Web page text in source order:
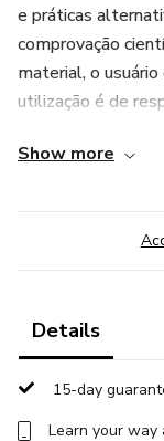
e práticas
comprovação
material, o
utilização é de
da plataforma e
Show more
Details
15-day
Learn your way